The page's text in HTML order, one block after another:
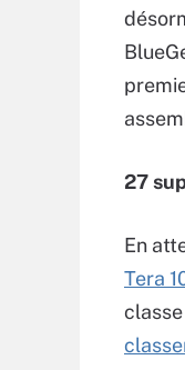
27
En
Tera